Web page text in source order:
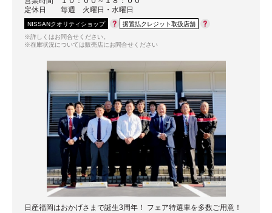
定休日
毎週 火曜日・水曜日
NISSANクオリティショップ
据置払クレジット取扱店舗
※詳しくはお問合せください。
※在庫状況については販売店にお問合せください
日産福岡はおかげさまで誕生3周年！ フェア特選車を多数ご用意！